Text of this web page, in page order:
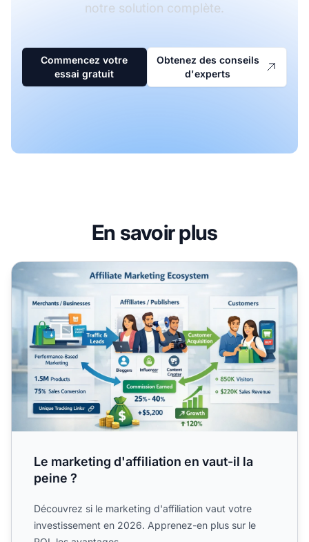
notre solution complète.
Commencez votre
essai gratuit
Obtenez des conseils
d'experts
En savoir plus
Le marketing d'affiliation en vaut-il la peine ?
Le marketing d'affiliation en vaut-il la
peine ?
Découvrez si le marketing d'affiliation vaut votre
investissement en 2026. Apprenez-en plus sur le